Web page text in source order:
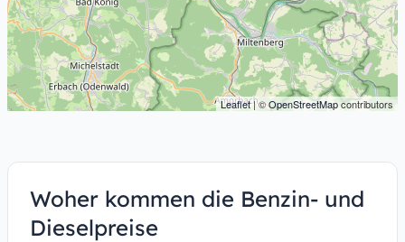
Leaflet| ©OpenStreetMapcontributors
Woher kommen die Benzin- und
Dieselpreise